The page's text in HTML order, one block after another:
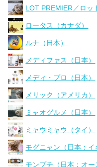
LOT PREMIER／ロッ
ロータス（カナダ）
ルナ（日本）
メディファス（日本）
メディ・プロ（日本）
メリック（アメリカ）
ミャオグルメ（日本）
ミャウミャウ（タイ）
モグニャン（日本：イ
モンプチ（日本：オー